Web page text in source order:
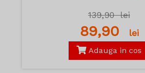
139,90lei
89,90 lei
Adauga in cos